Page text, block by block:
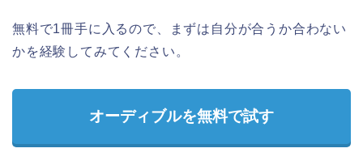
無料で1冊手に入るので、まずは自分が合うか合わない
かを経験してみてください。
オーディブルを無料で試す